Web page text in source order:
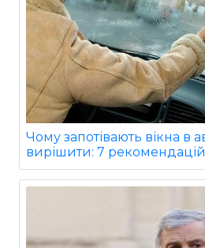
Чому запотівають вікна в
вирішити: 7 рекомендацій